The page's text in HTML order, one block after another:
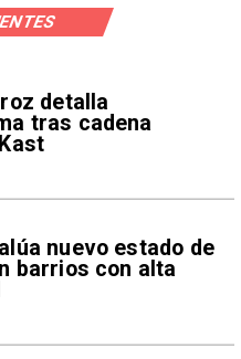
detalla
tras cadena
nuevo estado de
barrios con alta